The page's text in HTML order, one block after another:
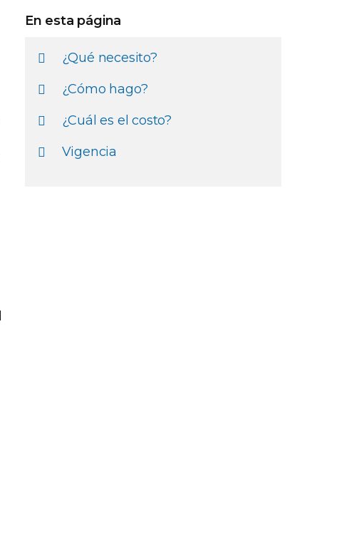
En esta página
¿Qué necesito?
¿Cómo hago?
¿Cuál es el costo?
Vigencia